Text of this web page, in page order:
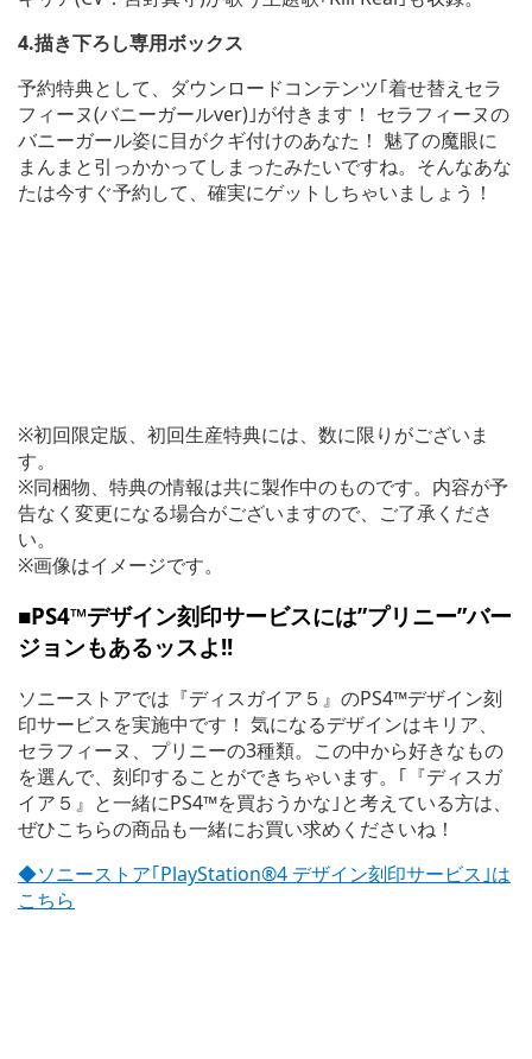
4.描き下ろし専用ボックス
予約特典として、ダウンロードコンテンツ｢着せ替えセラ
フィーヌ(バニーガールver)｣が付きます！ セラフィーヌの
バニーガール姿に目がクギ付けのあなた！ 魅了の魔眼に
まんまと引っかかってしまったみたいですね。そんなあな
たは今すぐ予約して、確実にゲットしちゃいましょう！
※初回限定版、初回生産特典には、数に限りがございま
す。
※同梱物、特典の情報は共に製作中のものです。内容が予
告なく変更になる場合がございますので、ご了承くださ
い。
※画像はイメージです。
■PS4™デザイン刻印サービスには”プリニー”バー
ジョンもあるッスよ!!
ソニーストアでは『ディスガイア５』のPS4™デザイン刻
印サービスを実施中です！ 気になるデザインはキリア、
セラフィーヌ、プリニーの3種類。この中から好きなもの
を選んで、刻印することができちゃいます。｢『ディスガ
イア５』と一緒にPS4™を買おうかな｣と考えている方は、
ぜひこちらの商品も一緒にお買い求めくださいね！
◆ソニーストア｢PlayStation®4 デザイン刻印サービス｣は
こちら